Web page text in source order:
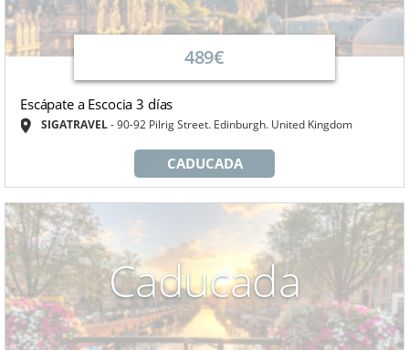
489€
Escápate a Escocia 3 días
SIGATRAVEL 90-92 Pilrig Street. Edinburgh. United Kingdom
CADUCADA
Caducada